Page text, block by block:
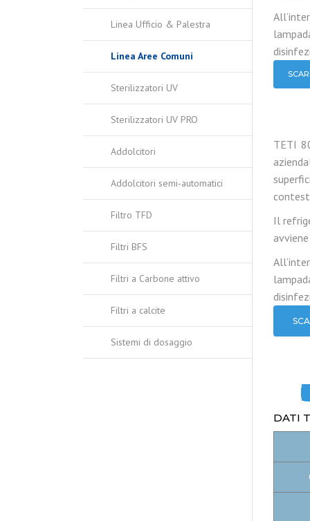
Linea Ufficio & Palestra
Linea Aree Comuni
Sterilizzatori UV
Sterilizzatori UV PRO
Addolcitori
Addolcitori semi-automatici
Filtro TFD
Filtri BFS
Filtri a Carbone attivo
Filtri a calcite
Sistemi di dosaggio
TETI
Il
DATI